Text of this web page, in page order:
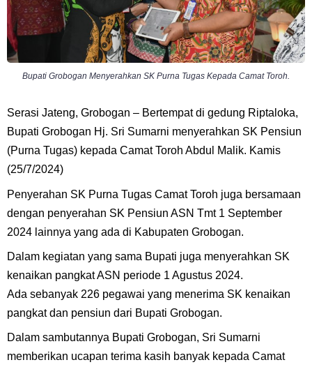
Bupati Grobogan Menyerahkan SK Purna Tugas Kepada Camat Toroh.
Serasi Jateng, Grobogan – Bertempat di gedung Riptaloka,
Bupati Grobogan Hj. Sri Sumarni menyerahkan SK Pensiun
(Purna Tugas) kepada Camat Toroh Abdul Malik. Kamis
(25/7/2024)
Penyerahan SK Purna Tugas Camat Toroh juga bersamaan
dengan penyerahan SK Pensiun ASN Tmt 1 September
2024 lainnya yang ada di Kabupaten Grobogan.
Dalam kegiatan yang sama Bupati juga menyerahkan SK
kenaikan pangkat ASN periode 1 Agustus 2024.
Ada sebanyak 226 pegawai yang menerima SK kenaikan
pangkat dan pensiun dari Bupati Grobogan.
Dalam sambutannya Bupati Grobogan, Sri Sumarni
memberikan ucapan terima kasih banyak kepada Camat